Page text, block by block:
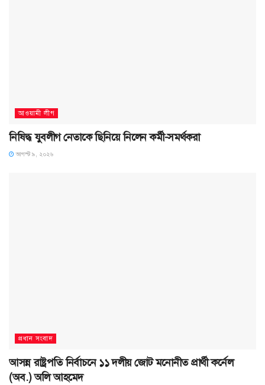
আওয়ামী লীগ
নিষিদ্ধ যুবলীগ নেতাকে ছিনিয়ে নিলেন কর্মী-সমর্থকরা
আগস্ট ৯, ২০২৬
প্রধান সংবাদ
আসন্ন রাষ্ট্রপতি নির্বাচনে ১১ দলীয় জোট মনোনীত প্রার্থী কর্নেল
(অব.) অলি আহমেদ